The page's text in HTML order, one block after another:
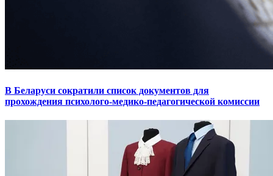
В Беларуси сократили список документов для
прохождения психолого-медико-педагогической комиссии